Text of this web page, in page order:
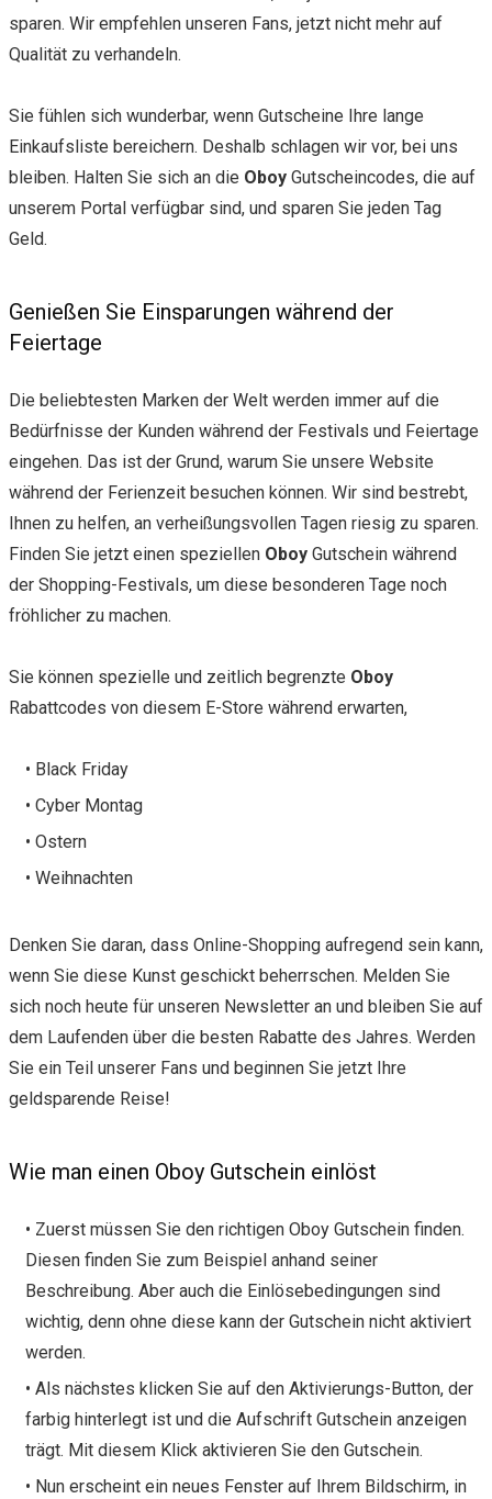
sparen. Wir empfehlen unseren Fans, jetzt nicht mehr auf
Qualität zu verhandeln.
Sie fühlen sich wunderbar, wenn Gutscheine Ihre lange
Einkaufsliste bereichern. Deshalb schlagen wir vor, bei uns
bleiben. Halten Sie sich an die Oboy Gutscheincodes, die auf
unserem Portal verfügbar sind, und sparen Sie jeden Tag
Geld.
Genießen Sie Einsparungen während der
Feiertage
Die beliebtesten Marken der Welt werden immer auf die
Bedürfnisse der Kunden während der Festivals und Feiertage
eingehen. Das ist der Grund, warum Sie unsere Website
während der Ferienzeit besuchen können. Wir sind bestrebt,
Ihnen zu helfen, an verheißungsvollen Tagen riesig zu sparen.
Finden Sie jetzt einen speziellen Oboy Gutschein während
der Shopping-Festivals, um diese besonderen Tage noch
fröhlicher zu machen.
Sie können spezielle und zeitlich begrenzte Oboy
Rabattcodes von diesem E-Store während erwarten,
• Black Friday
• Cyber Montag
• Ostern
• Weihnachten
Denken Sie daran, dass Online-Shopping aufregend sein kann,
wenn Sie diese Kunst geschickt beherrschen. Melden Sie
sich noch heute für unseren Newsletter an und bleiben Sie auf
dem Laufenden über die besten Rabatte des Jahres. Werden
Sie ein Teil unserer Fans und beginnen Sie jetzt Ihre
geldsparende Reise!
Wie man einen Oboy Gutschein einlöst
• Zuerst müssen Sie den richtigen Oboy Gutschein finden.
Diesen finden Sie zum Beispiel anhand seiner
Beschreibung. Aber auch die Einlösebedingungen sind
wichtig, denn ohne diese kann der Gutschein nicht aktiviert
werden.
• Als nächstes klicken Sie auf den Aktivierungs-Button, der
farbig hinterlegt ist und die Aufschrift Gutschein anzeigen
trägt. Mit diesem Klick aktivieren Sie den Gutschein.
• Nun erscheint ein neues Fenster auf Ihrem Bildschirm, in